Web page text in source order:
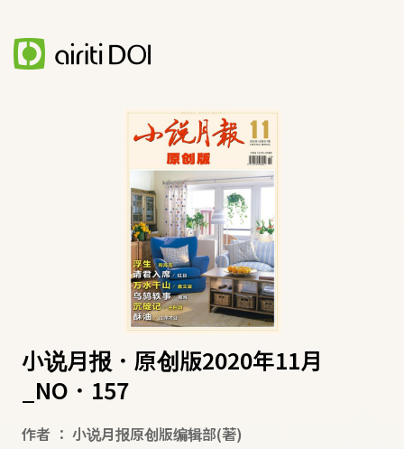
小说月报．原创版2020年11月
_NO．157
作者 ： 小说月报原创版编辑部(著)